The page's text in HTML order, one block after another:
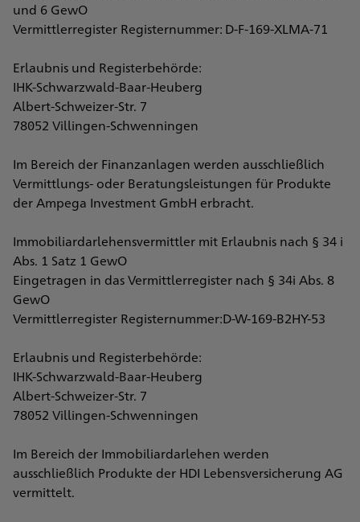
und 6 GewO
Vermittlerregister Registernummer: D-F-169-XLMA-71
Erlaubnis und Registerbehörde:
IHK-Schwarzwald-Baar-Heuberg
Albert-Schweizer-Str. 7
78052 Villingen-Schwenningen
Im Bereich der Finanzanlagen werden ausschließlich
Vermittlungs- oder Beratungsleistungen für Produkte
der Ampega Investment GmbH erbracht.
Immobiliardarlehensvermittler mit Erlaubnis nach § 34 i
Abs. 1 Satz 1 GewO
Eingetragen in das Vermittlerregister nach § 34i Abs. 8
GewO
Vermittlerregister Registernummer:D-W-169-B2HY-53
Erlaubnis und Registerbehörde:
IHK-Schwarzwald-Baar-Heuberg
Albert-Schweizer-Str. 7
78052 Villingen-Schwenningen
Im Bereich der Immobiliardarlehen werden
ausschließlich Produkte der HDI Lebensversicherung AG
vermittelt.